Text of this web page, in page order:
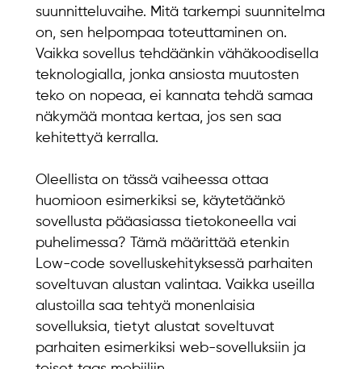
suunnitteluvaihe. Mitä tarkempi suunnitelma
on, sen helpompaa toteuttaminen on.
Vaikka sovellus tehdäänkin vähäkoodisella
teknologialla, jonka ansiosta muutosten
teko on nopeaa, ei kannata tehdä samaa
näkymää montaa kertaa, jos sen saa
kehitettyä kerralla.
Oleellista on tässä vaiheessa ottaa
huomioon esimerkiksi se, käytetäänkö
sovellusta pääasiassa tietokoneella vai
puhelimessa? Tämä määrittää etenkin
Low-code sovelluskehityksessä parhaiten
soveltuvan alustan valintaa. Vaikka useilla
alustoilla saa tehtyä monenlaisia
sovelluksia, tietyt alustat soveltuvat
parhaiten esimerkiksi web-sovelluksiin ja